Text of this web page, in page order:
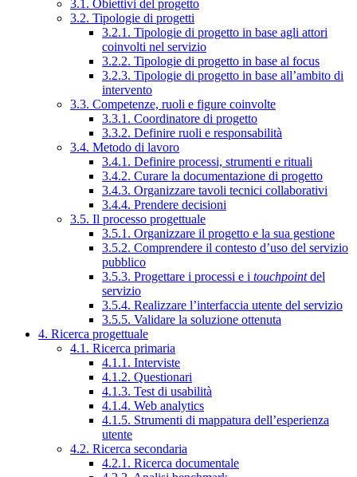
3.1. Obiettivi del progetto
3.2. Tipologie di progetti
3.2.1. Tipologie di progetto in base agli attori
coinvolti nel servizio
3.2.2. Tipologie di progetto in base al focus
3.2.3. Tipologie di progetto in base all’ambito di
intervento
3.3. Competenze, ruoli e figure coinvolte
3.3.1. Coordinatore di progetto
3.3.2. Definire ruoli e responsabilità
3.4. Metodo di lavoro
3.4.1. Definire processi, strumenti e rituali
3.4.2. Curare la documentazione di progetto
3.4.3. Organizzare tavoli tecnici collaborativi
3.4.4. Prendere decisioni
3.5. Il processo progettuale
3.5.1. Organizzare il progetto e la sua gestione
3.5.2. Comprendere il contesto d’uso del servizio
pubblico
3.5.3. Progettare i processi e i touchpointdel
servizio
3.5.4. Realizzare l’interfaccia utente del servizio
3.5.5. Validare la soluzione ottenuta
4. Ricerca progettuale
4.1. Ricerca primaria
4.1.1. Interviste
4.1.2. Questionari
4.1.3. Test di usabilità
4.1.4. Web analytics
4.1.5. Strumenti di mappatura dell’esperienza
utente
4.2. Ricerca secondaria
4.2.1. Ricerca documentale